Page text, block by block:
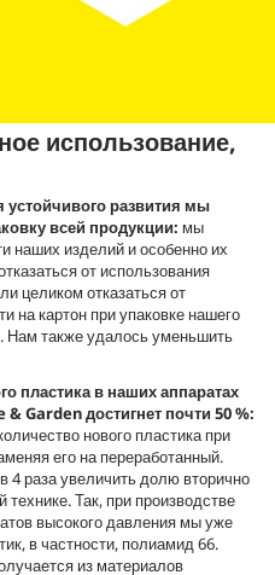
использование,
устойчивого развития мы
всей продукции: мы
наших изделий и особенно их
от использования
целиком отказаться от
на картон при упаковке нашего
Нам также удалось уменьшить
пластика в наших аппаратах
Garden достигнет почти 50 %:
нового пластика при
его на переработанный.
4 раза увеличить долю вторично
технике. Так, при производстве
высокого давления мы уже
в частности, полиамид 66.
из материалов